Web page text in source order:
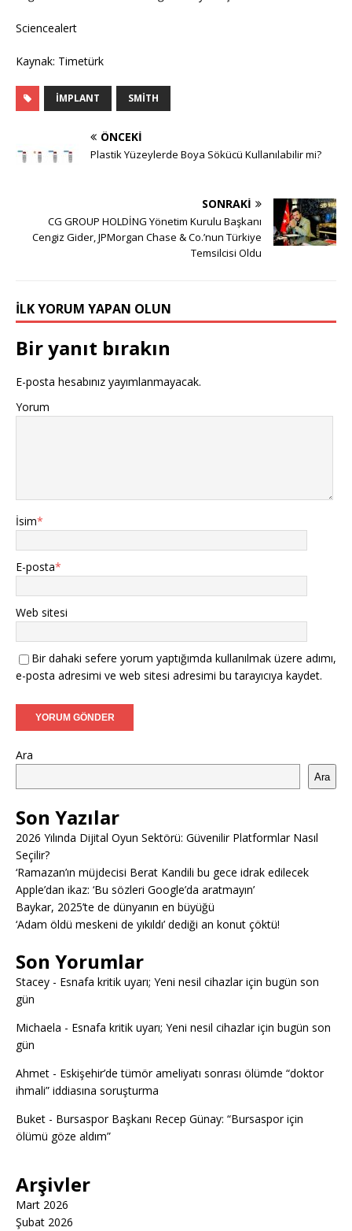
Sciencealert
Kaynak: Timetürk
İMPLANT SMITH
ÖNCEKI
Plastik Yüzeylerde Boya Sökücü Kullanılabilir mi?
SONRAKI
CG GROUP HOLDİNG Yönetim Kurulu Başkanı
Cengiz Gider, JPMorgan Chase & Co.’nun Türkiye
Temsilcisi Oldu
İLK YORUM YAPAN OLUN
Bir yanıt bırakın
E-posta hesabınız yayımlanmayacak.
Yorum
İsim*
E-posta*
Web sitesi
Bir dahaki sefere yorum yaptığımda kullanılmak üzere adımı,
e-posta adresimi ve web sitesi adresimi bu tarayıcıya kaydet.
Ara
Ara
Son Yazılar
2026 Yılında Dijital Oyun Sektörü: Güvenilir Platformlar Nasıl
Seçilir?
‘Ramazan’ın müjdecisi Berat Kandili bu gece idrak edilecek
Apple’dan ikaz: ‘Bu sözleri Google’da aratmayın’
Baykar, 2025’te de dünyanın en büyüğü
‘Adam öldü meskeni de yıkıldı’ dediği an konut çöktü!
Son Yorumlar
Stacey - Esnafa kritik uyarı; Yeni nesil cihazlar için bugün son
gün
Michaela - Esnafa kritik uyarı; Yeni nesil cihazlar için bugün son
gün
Ahmet - Eskişehir’de tümör ameliyatı sonrası ölümde “doktor
ihmali” iddiasına soruşturma
Buket - Bursaspor Başkanı Recep Günay: “Bursaspor için
ölümü göze aldım”
Arşivler
Mart 2026
Şubat 2026